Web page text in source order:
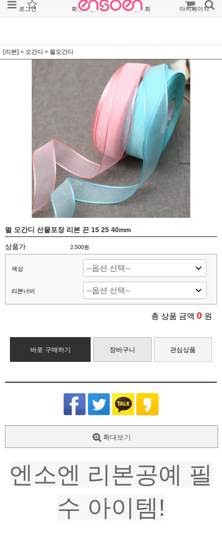
로그인 회원가입 주문조회 마이페이지
[리본] > 오간디 > 펄오간디
펄 오간디 선물포장 리본 끈 15 25 40mm
상품가 2,500원
색상
리본너비
총 상품 금액 0 원
바로 구매하기 장바구니 관심상품
확대보기
엔소엔 리본공예 필
수 아이템!